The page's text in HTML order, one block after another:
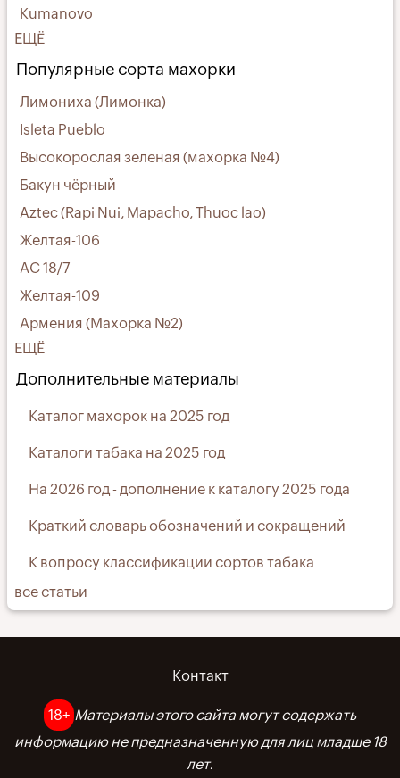
Kumanovo
ЕЩЁ
Популярные сорта махорки
Лимониха (Лимонка)
Isleta Pueblo
Высокорослая зеленая (махорка №4)
Бакун чёрный
Aztec (Rapi Nui, Mapacho, Thuoc lao)
Желтая-106
АС 18/7
Желтая-109
Армения (Махорка №2)
ЕЩЁ
Дополнительные материалы
Каталог махорок на 2025 год
Каталоги табака на 2025 год
На 2026 год - дополнение к каталогу 2025 года
Краткий словарь обозначений и сокращений
К вопросу классификации сортов табака
все статьи
подвале
Контакт
18+ Материалы этого сайта могут содержать
информацию не предназначенную для лиц младше 18
лет.